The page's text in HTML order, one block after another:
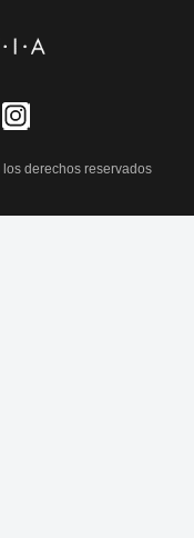
derechos reservados